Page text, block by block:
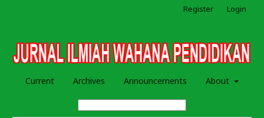
Current Archives Announcements About
Register Login